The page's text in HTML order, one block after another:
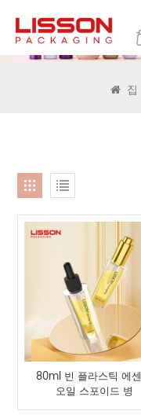
집
80ml 빈 플라스틱 에
오일 스포이드 병